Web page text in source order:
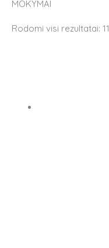
MOKYMAI
Rodomi visi rezultatai: 11